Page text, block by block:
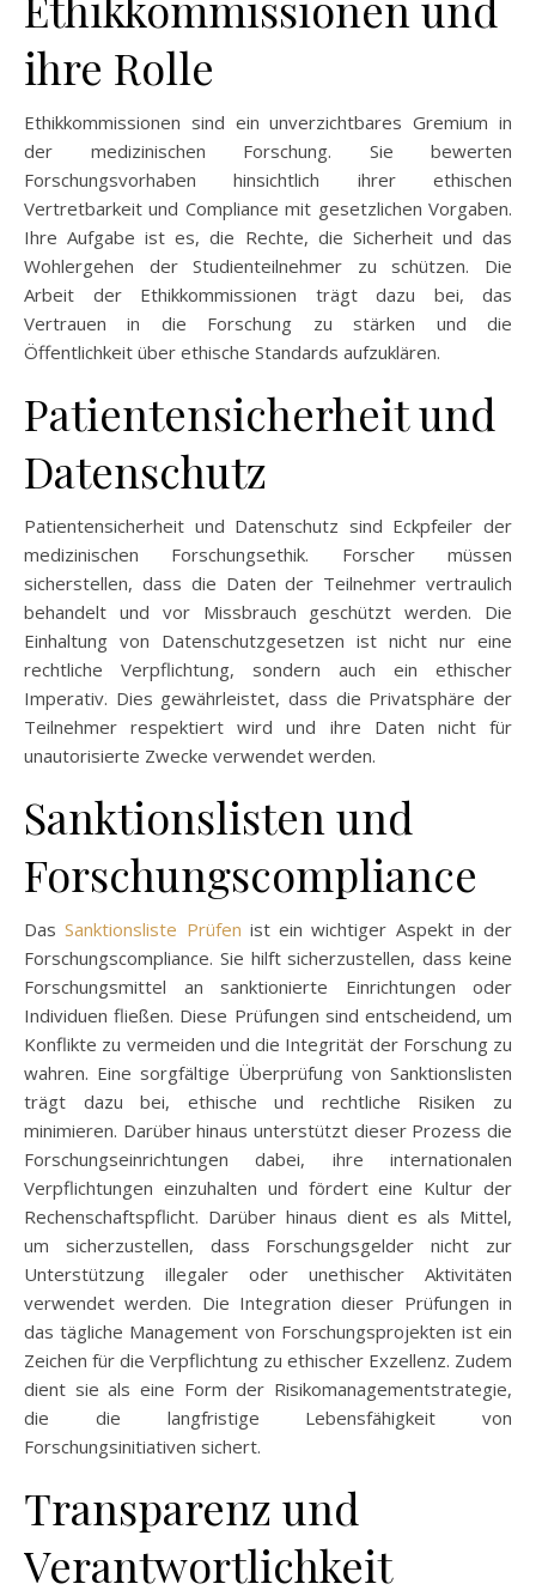
ihre Rolle
Ethikkommissionen sind ein unverzichtbares Gremium in
der medizinischen Forschung. Sie bewerten
Forschungsvorhaben hinsichtlich ihrer ethischen
Vertretbarkeit und Compliance mit gesetzlichen Vorgaben.
Ihre Aufgabe ist es, die Rechte, die Sicherheit und das
Wohlergehen der Studienteilnehmer zu schützen. Die
Arbeit der Ethikkommissionen trägt dazu bei, das
Vertrauen in die Forschung zu stärken und die
Öffentlichkeit über ethische Standards aufzuklären.
Patientensicherheit und
Datenschutz
Patientensicherheit und Datenschutz sind Eckpfeiler der
medizinischen Forschungsethik. Forscher müssen
sicherstellen, dass die Daten der Teilnehmer vertraulich
behandelt und vor Missbrauch geschützt werden. Die
Einhaltung von Datenschutzgesetzen ist nicht nur eine
rechtliche Verpflichtung, sondern auch ein ethischer
Imperativ. Dies gewährleistet, dass die Privatsphäre der
Teilnehmer respektiert wird und ihre Daten nicht für
unautorisierte Zwecke verwendet werden.
Sanktionslisten und
Forschungscompliance
DasSanktionsliste Prüfen ist ein wichtiger Aspekt in der
Forschungscompliance. Sie hilft sicherzustellen, dass keine
Forschungsmittel an sanktionierte Einrichtungen oder
Individuen fließen. Diese Prüfungen sind entscheidend, um
Konflikte zu vermeiden und die Integrität der Forschung zu
wahren. Eine sorgfältige Überprüfung von Sanktionslisten
trägt dazu bei, ethische und rechtliche Risiken zu
minimieren. Darüber hinaus unterstützt dieser Prozess die
Forschungseinrichtungen dabei, ihre internationalen
Verpflichtungen einzuhalten und fördert eine Kultur der
Rechenschaftspflicht. Darüber hinaus dient es als Mittel,
um sicherzustellen, dass Forschungsgelder nicht zur
Unterstützung illegaler oder unethischer Aktivitäten
verwendet werden. Die Integration dieser Prüfungen in
das tägliche Management von Forschungsprojekten ist ein
Zeichen für die Verpflichtung zu ethischer Exzellenz. Zudem
dient sie als eine Form der Risikomanagementstrategie,
die die langfristige Lebensfähigkeit von
Forschungsinitiativen sichert.
Transparenz und
Verantwortlichkeit